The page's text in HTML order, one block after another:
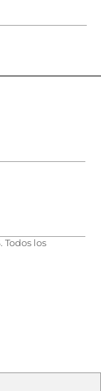
Todos los